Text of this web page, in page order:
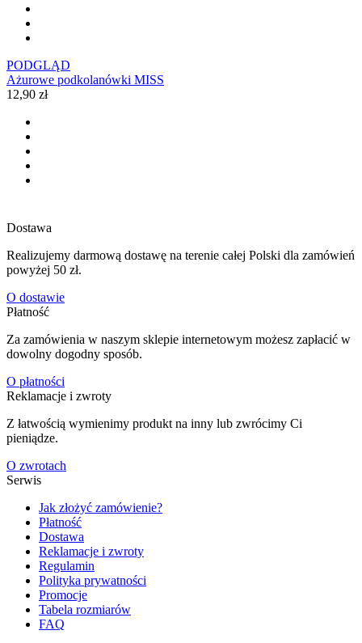
PODGLĄD
Ażurowe podkolanówki MISS
12,90 zł
Dostawa
Realizujemy darmową dostawę na terenie całej Polski dla zamówień
powyżej 50 zł.
O dostawie
Płatność
Za zamówienia w naszym sklepie internetowym możesz zapłacić w
dowolny dogodny sposób.
O płatności
Reklamacje i zwroty
Z łatwością wymienimy produkt na inny lub zwrócimy Ci
pieniądze.
O zwrotach
Serwis
Jak złożyć zamówienie?
Płatność
Dostawa
Reklamacje i zwroty
Regulamin
Polityka prywatności
Promocje
Tabela rozmiarów
FAQ